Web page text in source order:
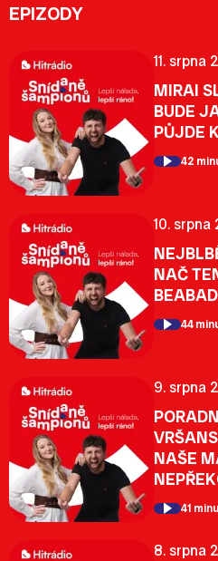
EPIZODY
11. srpna
MIRAI
BUDE
PŮJDE
42
10. srpna
NAČ
44
9. srpna
NAŠE
41
8. srpna